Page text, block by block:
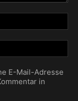
E-Mail-Adresse
in